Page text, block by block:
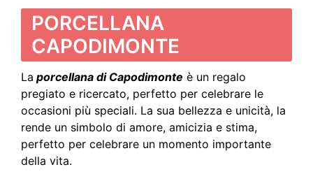
PORCELLANA
CAPODIMONTE
La porcellana di Capodimonte è un regalo
pregiato e ricercato, perfetto per celebrare le
occasioni più speciali. La sua bellezza e unicità, la
rende un simbolo di amore, amicizia e stima,
perfetto per celebrare un momento importante
della vita.